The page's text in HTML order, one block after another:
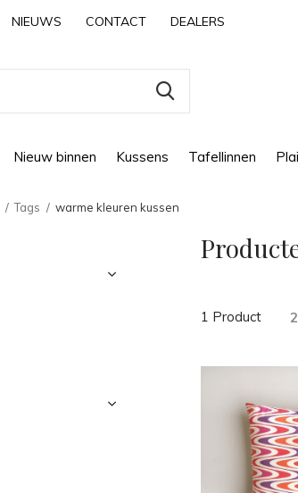
Nieuw binnen Kussens Tafellinnen
NIEUWS CONTACT DEALERS
Tags warme kleuren kussen
1 Product